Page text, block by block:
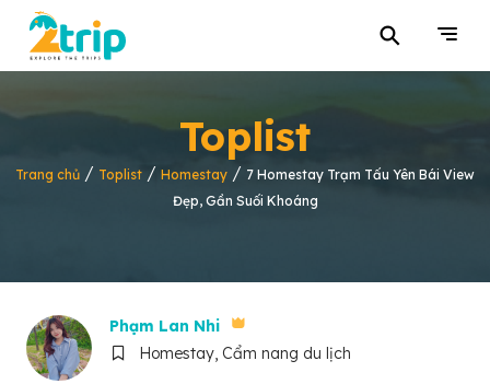
⚲
Toplist
Trang chủ / Toplist / Homestay / 7 Homestay Trạm Tấu Yên Bái View
Đẹp, Gần Suối Khoáng
Phạm Lan Nhi
Homestay, Cẩm nang du lịch